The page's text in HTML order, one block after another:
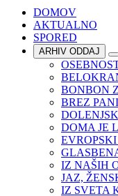
DOMOV
AKTUALNO
SPORED
ARHIV ODDAJ
BONBON
BREZ
DOMA JE
IZ NAŠIH
JAZ,
IZ SVETA